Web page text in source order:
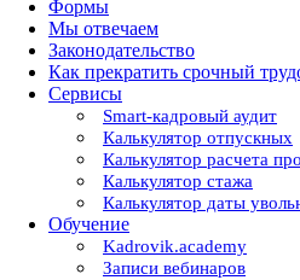
Формы
Мы отвечаем
Законодательство
Как прекратить срочный
Сервисы
Smart-кадровый аудит
Калькулятор отпускных
Калькулятор расчета
Калькулятор стажа
Калькулятор даты
Обучение
Kadrovik.academy
Записи вебинаров